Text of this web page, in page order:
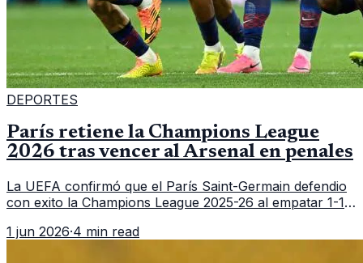
DEPORTES
París retiene la Champions League
2026 tras vencer al Arsenal en penales
La UEFA confirmó que el París Saint-Germain defendio
con exito la Champions League 2025-26 al empatar 1-1
final jugada en Budapest.
1 jun 2026·4 min read